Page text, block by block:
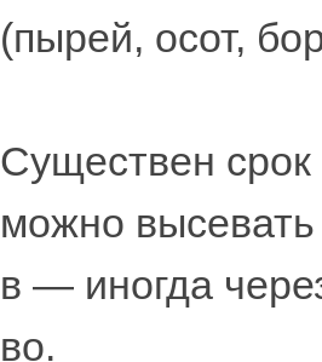
(пырей, осот,
Существен
можно высевать
в — иногда
во.